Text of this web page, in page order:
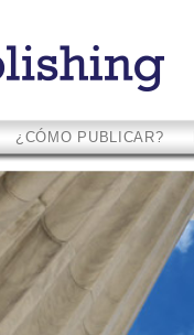
¿CÓMO PUBLICAR?